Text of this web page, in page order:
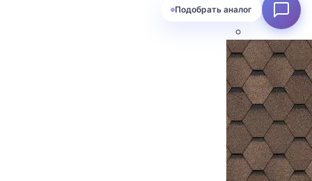
Подобрать аналог